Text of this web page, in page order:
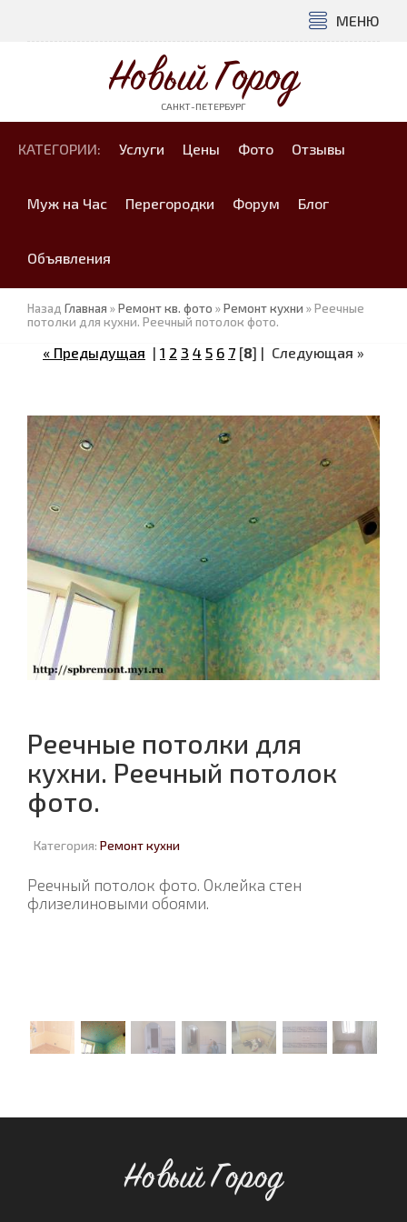
МЕНЮ
Новый Город
САНКТ-ПЕТЕРБУРГ
КАТЕГОРИИ: Услуги Цены Фото Отзывы
Муж на Час Перегородки Форум Блог
Объявления
Назад Главная »Ремонт кв. фото »Ремонт кухни » Реечные
потолки для кухни. Реечный потолок фото.
« Предыдущая | 1 2 3 4 5 6 7 [8] | Следующая »
Реечные потолки для
кухни. Реечный потолок
фото.
Категория: Ремонт кухни
Реечный потолок фото. Оклейка стен
флизелиновыми обоями.
Новый Город